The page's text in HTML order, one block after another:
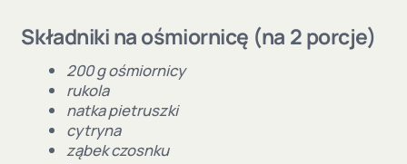
Składniki na ośmiornicę (na 2 porcje)
200 g ośmiornicy
rukola
natka pietruszki
cytryna
ząbek czosnku